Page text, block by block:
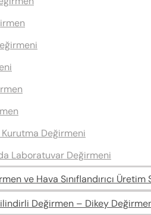
Değirmeni
Laboratuvar Değirmeni
ve Hava Sınıflandırıcı Üretim
Değirmen – Dikey